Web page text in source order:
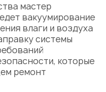
мастер
вакуумирование
влаги и воздуха
системы
которые
ремонт